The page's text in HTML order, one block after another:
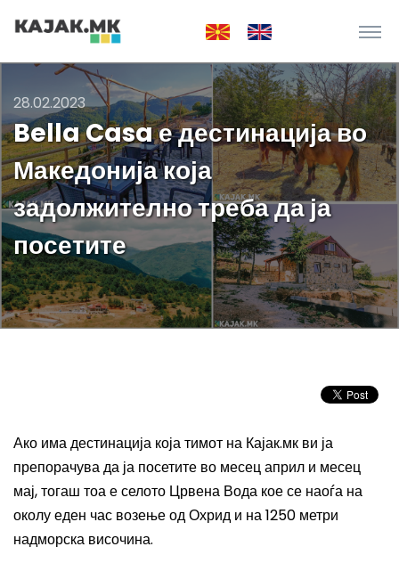
28.02.2023
Bella Casa е дестинација во
Македонија која
задолжително треба да ја
посетите
Ако има дестинација која тимот на Кајак.мк ви ја
препорачува да ја посетите во месец април и месец
мај, тогаш тоа е селото Црвена Вода кое се наоѓа на
околу еден час возење од Охрид и на 1250 метри
надморска височина.